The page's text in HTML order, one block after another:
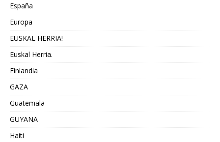
España
Europa
EUSKAL HERRIA!
Euskal Herria.
Finlandia
GAZA
Guatemala
GUYANA
Haiti